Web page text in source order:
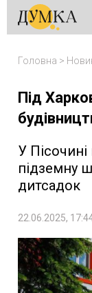
Головна >
Під
У
підземну
дитсадок
22.06.2025,